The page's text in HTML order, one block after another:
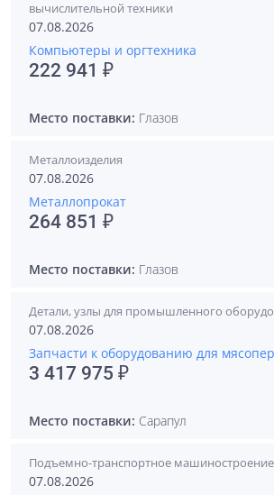
вычислительной техники
07.08.2026
Компьютеры и оргтехника
222 941 ₽
Место поставки: Глазов
Металлоизделия
07.08.2026
Металлопрокат
264 851 ₽
Место поставки: Глазов
Детали, узлы для промышленного
07.08.2026
Запчасти к оборудованию для
3 417 975 ₽
Место поставки: Сарапул
Подъемно-транспортное машиностроение
07.08.2026